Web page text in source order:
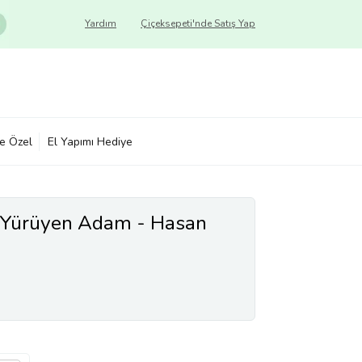
Çiçeksepeti'nde Satış Yap
Yardım
Özel El Yapımı Hediye
Adam - Hasan